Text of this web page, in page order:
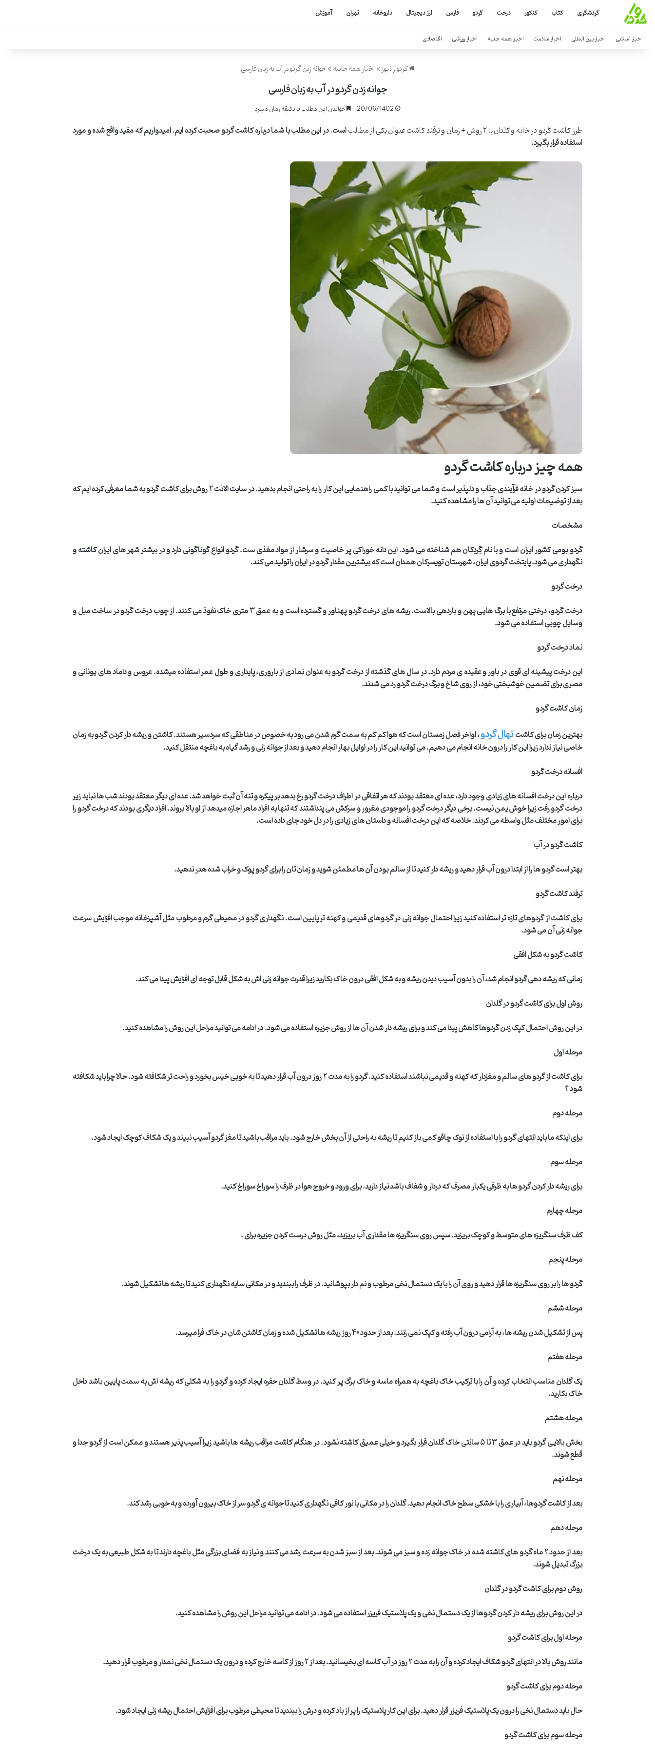
گردشگری کتاب کنکور درخت گردو فارس ارز دیجیتال داروخانه تهران آموزش
اخبار استانی اخبار بین المللی اخبار سلامت اخبار همه جانبه اخبار ورزشی اقتصادی
کردوار نیوز»اخبار همه جانبه»جوانه زدن گردو در آب به زبان فارسی
جوانه زدن گردو در آب به زبان فارسی
20/06/1402 خواندن این مطلب 5 دقیقه زمان میبرد
طرز کاشت گردو در خانه و گلدان با ۲ روش + زمان و ترفند کاشت عنوان یکی از مطالب است. در این مطلب با شما درباره کاشت گردو صحبت کرده ایم. امیدواریم که مفید واقع شده و مورد
استفاده قرار بگیرد.
همه چیز درباره کاشت گردو
سبز کردن گردو در خانه فرآیندی جذاب و دلپذیر است و شما می توانید با کمی راهنمایی این کار را به راحتی انجام بدهید. در سایت الانت۲روش برای کاشت گردو به شما معرفی کرده ایم که
بعد از توضیحات اولیه می توانید آن ها را مشاهده کنید.
مشخصات
گردو بومی کشور ایران است و با نام گِردِکان هم شناخته می شود. این دانه خوراکی پر خاصیت و سرشار از مواد مغذی ست. گردو انواع گوناگونی دارد و در بیشتر شهر های ایران کاشته و
نگهداری می شود. پایتخت گردوی ایران، شهرستان تویسرکان همدان است که بیشترین مقدار گردو در ایران را تولید می کند.
درخت گردو
درخت گردو، درختی مرتفع با برگ هایی پهن و باردهی بالاست. ریشه های درخت گردو پهناور و گسترده است و به عمق۳متری خاک نفوذ می کنند. از چوب درخت گردو در ساخت مبل و
وسایل چوبی استفاده می شود.
نماد درخت گردو
این درخت پیشینه ای قوی در باور و عقیده ی مردم دارد. در سال های گذشته از درخت گردو به عنوان نمادی از باروری، پایداری و طول عمر استفاده میشده.عروس و داماد های یونانی و
مصری برای تضمین خوشبختی خود، از روی شاخ و برگ درخت گردو رد می شدند.
زمان کاشت گردو
بهترین زمان برای کاشتنهال گردو، اواخر فصل زمستان است که هوا کم کم به سمت گرم شدن می رود به خصوص در مناطقی که سردسیر هستند. کاشتن و ریشه دار کردن گردو به زمان
خاصی نیاز ندارد زیرا این کار را درون خانه انجام می دهیم. می توانید این کار را در اوایل بهار انجام دهید و بعد از جوانه زنی و رشد گیاه به باغچه منتقل کنید.
افسانه درخت گردو
درباره این درخت افسانه های زیادی وجود دارد، عده ای معتقد بودند که هر اتفاقی در اطراف درخت گردو رخ بدهد بر پیکره و تنه آن ثبت خواهد شد. عده ای دیگر معتقد بودند شب ها نباید زیر
درخت گردو رفت زیرا خوش یمن نیست. برخی دیگر درخت گردو را موجودی مغرور و سرکش می پنداشتند که تنها به افراد ماهر اجازه میدهد از او بالا بروند. افراد دیگری بودند که درخت گردو را
برای امور مختلف مثل واسطه می کردند. خلاصه که این درخت افسانه و داستان های زیادی را در دل خود جای داده است.
کاشت گردو در آب
بهتر است گردو ها را از ابتدا درون آب قرار دهید و ریشه دار کنید تا از سالم بودن آن ها مطمئن شوید و زمان تان را برای گردو پوک و خراب شده هدر ندهید.
ترفند کاشت گردو
برای کاشت از گردوهای تازه تر استفاده کنید زیرا احتمال جوانه زنی در گردوهای قدیمی و کهنه تر پایین است. نگهداری گردو در محیطی گرم و مرطوب مثل آشپزخانه موجب افزایش سرعت
جوانه زنی آن می شود.
کاشت گردو به شکل افقی
زمانی که ریشه دهی گردو انجام شد، آن را بدون آسیب دیدن ریشه و به شکل افقی درون خاک بکارید زیرا قدرت جوانه زنی اش به شکل قابل توجه ای افزایش پیدا می کند.
روش اول برای کاشت گردو در گلدان
در این روش احتمال کپک زدن گردوها کاهش پیدا می کند و برای ریشه دار شدن آن ها از روش جزیره استفاده می شود. در ادامه می توانید مراحل این روش را مشاهده کنید.
مرحله اول
برای کاشت از گردو های سالم و مغزدار که کهنه و قدیمی نباشند استفاده کنید. گردو را به مدت۲روز درون آب قرار دهید تا به خوبی خیس بخورد و راحت تر شکافته شود. حالا چرا باید شکافته
شود ؟
مرحله دوم
برای اینکه ما باید انتهای گردو را با استفاده از نوک چاقو کمی باز کنیم تا ریشه به راحتی از آن بخش خارج شود. باید مراقب باشید تا مغز گردو آسیب نبیند و یک شکاف کوچک ایجاد شود.
مرحله سوم
برای ریشه دار کردن گردو ها به ظرفی یکبار مصرف که دردار و شفاف باشد نیاز دارید. برای ورود و خروج هوا در ظرف را سوراخ سوراخ کنید.
مرحله چهارم
کف ظرف سنگریزه های متوسط و کوچک بریزید. سپس روی سنگریزه ها مقداری آب بریزید، مثل روش درست کردن جزیره برای.
مرحله پنجم
گردو ها را بر روی سنگریزه ها قرار دهید و روی آن را با یک دستمال نخی مرطوب و نم دار بپوشانید. در ظرف را ببندید و در مکانی سایه نگهداری کنید تا ریشه ها تشکیل شوند.
مرحله ششم
پس از تشکیل شدن ریشه ها، به آرامی درون آب رفته و کپک نمی زنند. بعد از حدود۴۰روز ریشه ها تشکیل شده و زمان کاشتن شان در خاک فرا میرسد.
مرحله هفتم
یک گلدان مناسب انتخاب کرده و آن را با ترکیب خاک باغچه به همراه ماسه و خاک برگ پر کنید. در وسط گلدان حفره ایجاد کرده و گردو را به شکلی که ریشه اش به سمت پایین باشد داخل
خاک بکارید.
مرحله هشتم
بخش بالایی گردو باید در عمق۳تا۵سانتی خاک گلدان قرار بگیرد و خیلی عمیق کاشته نشود. در هنگام کاشت مراقب ریشه ها باشید زیرا آسیب پذیر هستند و ممکن است از گردو جدا و
قطع شوند.
مرحله نهم
بعد از کاشت گردوها، آبیاری را با خشکی سطح خاک انجام دهید. گلدان را در مکانی با نور کافی نگهداری کنید تا جوانه ی گردو سر از خاک بیرون آورده و به خوبی رشد کند.
مرحله دهم
بعد از حدود۲ماه گردو های کاشته شده در خاک جوانه زده و سبز می شوند.بعد از سبز شدن به سرعت رشد می کنند و نیاز به فضای بزرگی مثل باغچه دارند تا به شکل طبیعی به یک درخت
بزرگ تبدیل شوند.
روش دوم برای کاشت گردو در گلدان
در این روش برای ریشه دار کردن گردوها از یک دستمال نخی و یک پلاستیک فریزر استفاده می شود. در ادامه می توانید مراحل این روش را مشاهده کنید.
مرحله اول برای کاشت گردو
مانند روش بالا در انتهای گردو شکاف ایجاد کرده و آن را به مدت۲روز در آب کاسه ای بخیسانید. بعد از۲روز از کاسه خارج کرده و درون یک دستمال نخی نمدار و مرطوب قرار دهید.
مرحله دوم برای کاشت گردو
حال باید دستمال نخی را درون یک پلاستیک فریزر قرار دهید. برای این کار پلاستیک را پر از باد کرده و درش را ببندید تا محیطی مرطوب برای افزایش احتمال ریشه زنی ایجاد شود.
مرحله سوم برای کاشت گردو